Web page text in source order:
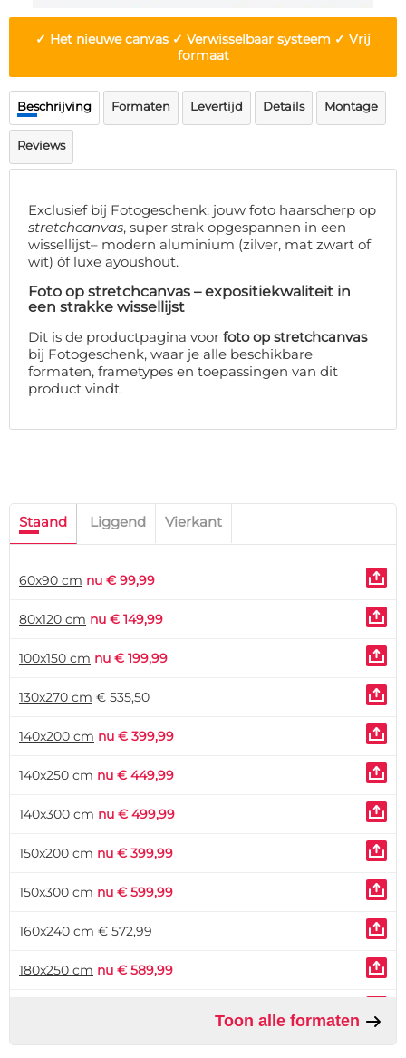
Over ons
Levertijden
WhatsApp
✓ Het nieuwe canvas ✓ Verwisselbaar systeem ✓ Vrij
formaat
Beschrijving Formaten Levertijd Details Montage
Reviews
Exclusief bij Fotogeschenk: jouw foto haarscherp op
stretchcanvas, super strak opgespannen in een
wissellijst– modern aluminium (zilver, mat zwart of
wit) óf luxe ayoushout.
Foto op stretchcanvas – expositiekwaliteit in
een strakke wissellijst
Dit is de productpagina voor foto op stretchcanvas
bij Fotogeschenk, waar je alle beschikbare
formaten, frametypes en toepassingen van dit
product vindt.
Staand Liggend Vierkant
60x90 cm nu € 99,99
80x120 cm nu € 149,99
100x150 cm nu € 199,99
130x270 cm € 535,50
140x200 cm nu € 399,99
140x250 cm nu € 449,99
140x300 cm nu € 499,99
150x200 cm nu € 399,99
150x300 cm nu € 599,99
160x240 cm € 572,99
180x250 cm nu € 589,99
200x300 cm nu € 649,99
Toon alle formaten